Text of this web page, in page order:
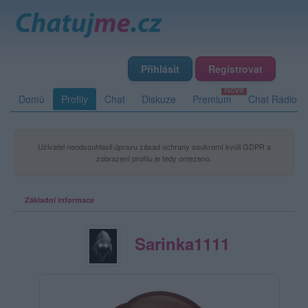
Přihlásit Registrovat
Domů Profily Chat Diskuze Premium Chat Rádio
Uživatel neodsouhlasil úpravu zásad ochrany soukromí kvůli GDPR a
zobrazení profilu je tedy omezeno.
Základní informace
Sarinka1111